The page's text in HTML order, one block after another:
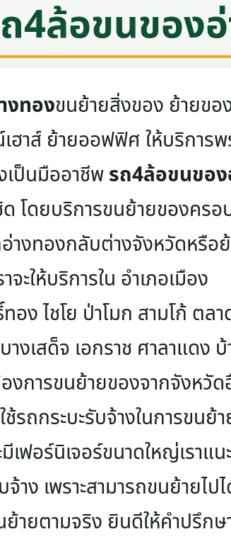
4ล้อขนของ
งทองขนย้ายสิ่งของ ย้ายขอ
เฮาส์ ย้ายออฟฟิศ ให้บริก
เป็นมืออาชีพรถ4ล้อขนขอ
โดยบริการขนย้ายของคร
างทองกลับต่างจังหวัดหรือ
ะให้บริการใน อำเภอเมือง
อง ไชโย ป่าโมก สามโก้ ตล
งเสด็จ เอกราช ศาลาแดง
งการขนย้ายของจากจังหวัด
ช้รถกระบะรับจ้างในการข
เฟอร์นิเจอร์ขนาดใหญ่เราแ
าง เพราะสามารถขนย้ายไ
ย้ายตามจริง ยินดีให้คำปรึก